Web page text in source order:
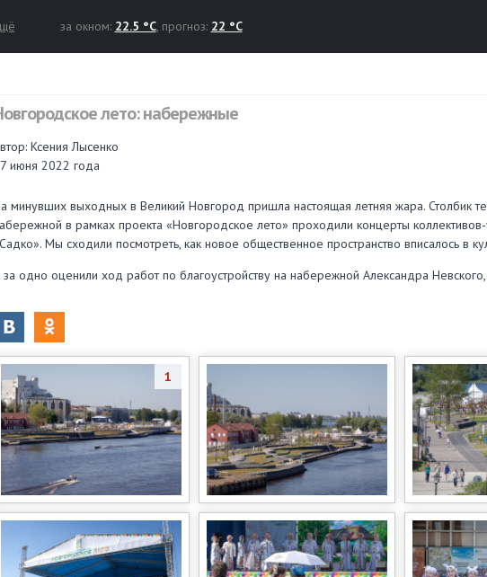
за окном: 22.5 °C, прогноз: 22 °C
лето: набережные
Ксения Лысенко
июня 2022 года
минувших выходных в Великий Новгород пришла настоящая летняя жара. Столбик
в рамках проекта «Новгородское лето» проходили концерты
Мы сходили посмотреть, как новое общественное пространство вписалось в
одно оценили ход работ по благоустройству на набережной Александра Невского,
1